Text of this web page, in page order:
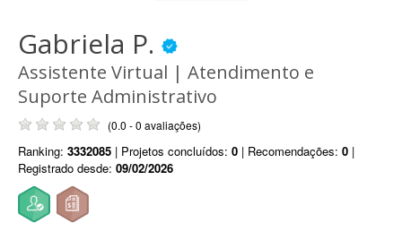
Gabriela P.
Assistente Virtual | Atendimento e
Suporte Administrativo
(0.0 - 0 avaliações)
Ranking: 3332085 | Projetos concluídos: 0 | Recomendações: 0 |
Registrado desde: 09/02/2026